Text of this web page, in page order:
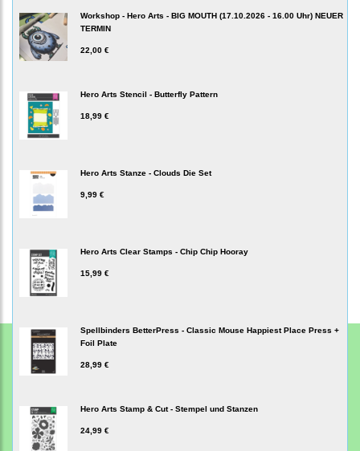
Workshop - Hero Arts - BIG MOUTH (17.10.2026 - 16.00 Uhr) NEUER
TERMIN
22,00 €
Hero Arts Stencil - Butterfly Pattern
18,99 €
Hero Arts Stanze - Clouds Die Set
9,99 €
Hero Arts Clear Stamps - Chip Chip Hooray
15,99 €
Spellbinders BetterPress - Classic Mouse Happiest Place Press +
Foil Plate
28,99 €
Hero Arts Stamp & Cut - Stempel und Stanzen
24,99 €